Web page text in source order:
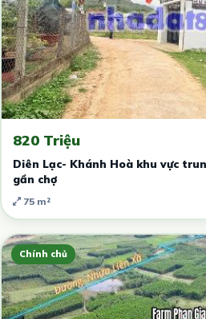
820 Triệu
Diên Lạc- Khánh Hoà khu vực
gần chợ
75 m²
Chính chủ